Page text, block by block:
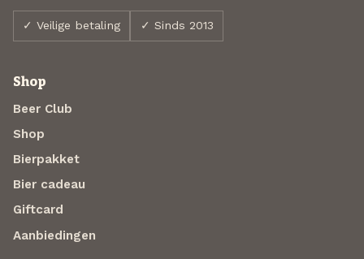
✓ Veilige betaling ✓ Sinds 2013
Shop
Beer Club
Shop
Bierpakket
Bier cadeau
Giftcard
Aanbiedingen